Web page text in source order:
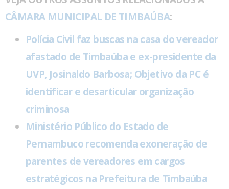
CÂMARA MUNICIPAL DE TIMBAÚBA:
Polícia Civil faz buscas na casa do vereador
afastado de Timbaúba e ex-presidente da
UVP, Josinaldo Barbosa; Objetivo da PC é
identificar e desarticular organização
criminosa
Ministério Público do Estado de
Pernambuco recomenda exoneração de
parentes de vereadores em cargos
estratégicos na Prefeitura de Timbaúba